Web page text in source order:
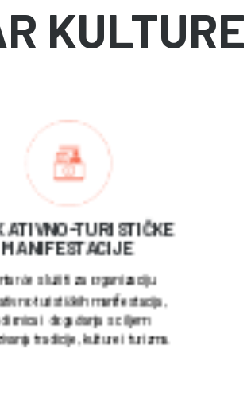
TURISTIČKE
MANIFESTACIJE
će služiti za organizaciju
turističkih manifestacija,
i događanja s ciljem
tradicije, kulture i turizma.